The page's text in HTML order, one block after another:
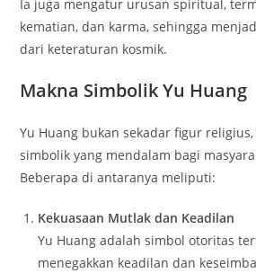
Ia juga mengatur urusan spiritual,
kematian, dan karma, sehingga
dari keteraturan kosmik.
Makna Simbolik Yu Huang
Yu Huang bukan sekadar figur
simbolik yang mendalam bagi
Beberapa di antaranya meliputi:
Kekuasaan Mutlak dan Keadilan
Yu Huang adalah simbol otoritas
menegakkan keadilan dan